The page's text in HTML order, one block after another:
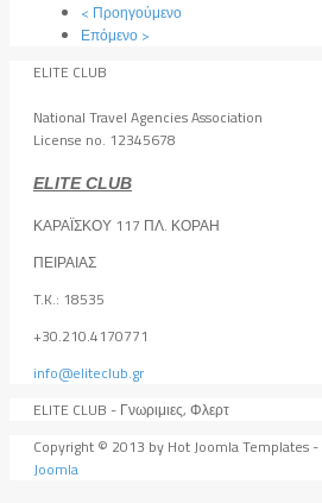
< Προηγούμενο
Επόμενο >
ELITE CLUB
National Travel Agencies Association
License no. 12345678
ELITE CLUB
ΚΑΡΑΪΣΚΟΥ 117 ΠΛ. ΚΟΡΑΗ
ΠΕΙΡΑΙΑΣ
T.K.: 18535
+30.210.4170771
info@eliteclub.gr
ELITE CLUB - Γνωριμιες, Φλερτ
Copyright © 2013 by Hot Joomla Templates -
Joomla